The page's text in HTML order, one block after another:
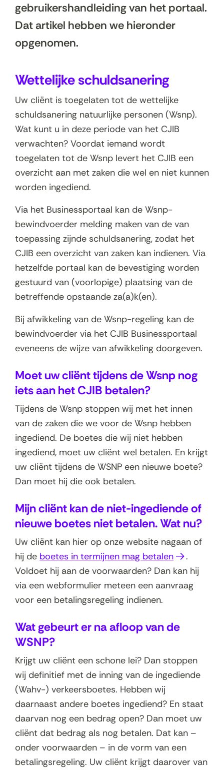
gebruikershandleiding van het portaal.
Dat artikel hebben we hieronder
opgenomen.
Wettelijke schuldsanering
Uw cliënt is toegelaten tot de wettelijke
schuldsanering natuurlijke personen (Wsnp).
Wat kunt u in deze periode van het CJIB
verwachten? Voordat iemand wordt
toegelaten tot de Wsnp levert het CJIB een
overzicht aan met zaken die wel en niet kunnen
worden ingediend.
Via het Businessportaal kan de Wsnp-
bewindvoerder melding maken van de van
toepassing zijnde schuldsanering, zodat het
CJIB een overzicht van zaken kan indienen. Via
hetzelfde portaal kan de bevestiging worden
gestuurd van (voorlopige) plaatsing van de
betreffende opstaande za(a)k(en).
Bij afwikkeling van de Wsnp-regeling kan de
bewindvoerder via het CJIB Businessportaal
eveneens de wijze van afwikkeling doorgeven.
Moet uw cliënt tijdens de Wsnp nog
iets aan het CJIB betalen?
Tijdens de Wsnp stoppen wij met het innen
van de zaken die we voor de Wsnp hebben
ingediend. De boetes die wij niet hebben
ingediend, moet uw cliënt wel betalen. En krijgt
uw cliënt tijdens de WSNP een nieuwe boete?
Dan moet hij die ook betalen.
Mijn cliënt kan de niet-ingediende of
nieuwe boetes niet betalen. Wat nu?
Uw cliënt kan hier op onze website nagaan of
hij de boetes in termijnen mag betalen(
o
p
t
n
n
e
u
w
v
e
.
Voldoet hij aan de voorwaarden? Dan kan hij
via een webformulier meteen een aanvraag
voor een betalingsregeling indienen.
Wat gebeurt er na afloop van de
WSNP?
Krijgt uw cliënt een schone lei? Dan stoppen
wij definitief met de inning van de ingediende
(Wahv-) verkeersboetes. Hebben wij
daarnaast andere boetes ingediend? En staat
daarvan nog een bedrag open? Dan moet uw
cliënt dat bedrag als nog betalen. Dat kan –
onder voorwaarden – in de vorm van een
betalingsregeling. Uw cliënt krijgt daarover van